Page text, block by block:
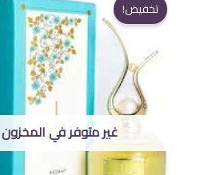
غير متوفر في المخزون
تخفيض!